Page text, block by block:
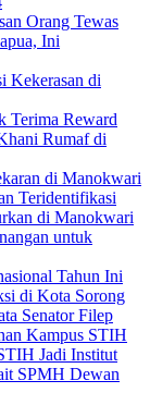
Orang Tewas
Ini
Kekerasan di
Terima Reward
Rumaf di
di Manokwari
Teridentifikasi
di Manokwari
untuk
Tahun Ini
di Kota Sorong
Senator Filep
Kampus STIH
Jadi Institut
SPMH Dewan